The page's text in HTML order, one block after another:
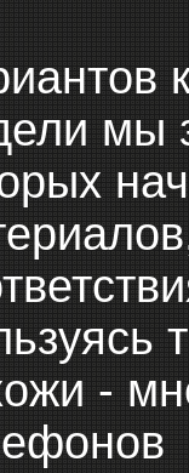
мы
-